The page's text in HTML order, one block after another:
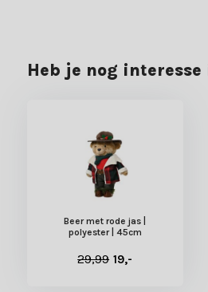
Heb je nog
Beer met rode jas |
polyester | 45cm
29,99 19,-